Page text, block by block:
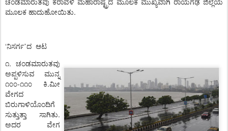
ಚಂಡಮಾರುತವು ಕರಾವಳಿ ಮಹಾರಾಷ್ಟ್ರದ ಮೂಲಕ ಮುಖ್ಯವಾಗಿ ರಾಯಗಢ ಜಿಲ್ಲೆಯ
ಮೂಲಕ ಹಾದುಹೋಯಿತು.
‘ನಿಸರ್ಗ’ದ ಆಟ
೧.
ಚಂಡಮಾರುತವು
ಅಪ್ಪಳಿಸುವ
ಮುನ್ನ
೧೦೦-೧೧೦ ಕಿ.ಮೀ
ವೇಗದ
ಬಿರುಗಾಳಿಯೊಂದಿಗೆ
ಸುತ್ತುತ್ತಾ
ಸಾಗಿತು.
ಅದರ
ವೇಗ